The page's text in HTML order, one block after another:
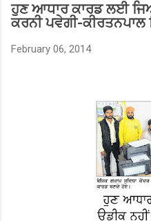
ਹੁਣ ਆਧਾਰ ਕਾਰਡ ਲਈ
ਕਰਨੀ ਪਵੇਗੀ-
February 06, 2014